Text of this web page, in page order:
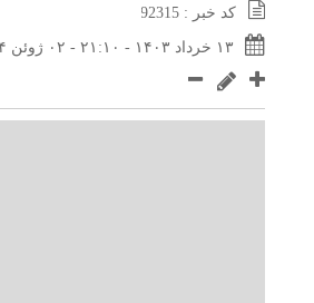
در مسیر جا‌مانده‌ها، دل‌ها به کربلا رسیده است
وزیر صمت خواستار پیگیری کانتینرهای ایرانی
شد / تجارت ۱۰ میلیارد دلاری ایران و پاکستان
کد خبر : 92315
۱۳ خرداد ۱۴۰۳ - ۲۱:۱۰ - ۰۲ ژوئن ۲۰۲۴ - ۲۱:۱۰